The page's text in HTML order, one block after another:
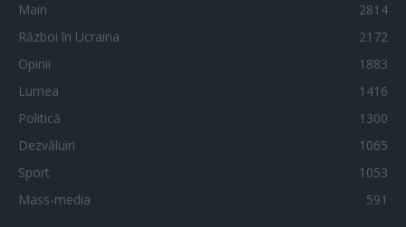
Main
2814
Război în Ucraina
2172
Opinii
1883
Lumea
1416
Politică
1300
Dezvăluiri
1065
Sport
1053
Mass-media
591